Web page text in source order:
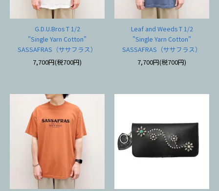
G.D.U.Bros T 1/2
"Single Yarn Cotton"
SASSAFRAS（ササフラス）
7,700円(税700円)
Leaf and Weeds T 1/2
"Single Yarn Cotton"
SASSAFRAS（ササフラス）
7,700円(税700円)